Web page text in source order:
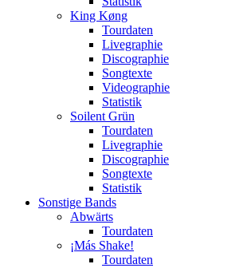
King Køng
Tourdaten
Livegraphie
Discographie
Songtexte
Videographie
Statistik
Soilent Grün
Tourdaten
Livegraphie
Discographie
Songtexte
Statistik
Sonstige Bands
Abwärts
Tourdaten
¡Más Shake!
Tourdaten